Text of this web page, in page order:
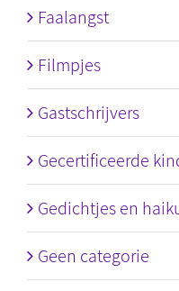
Faalangst
Filmpjes
Gastschrijvers
Gecertificeerde
Gedichtjes en
Geen categorie